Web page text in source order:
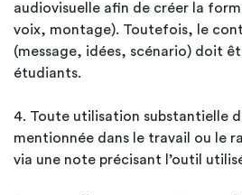
audiovisuelle afin de créer la
voix, montage). Toutefois, le
(message, idées, scénario) doit
étudiants.
4. Toute utilisation substantielle
mentionnée dans le travail ou le
via une note précisant l’outil